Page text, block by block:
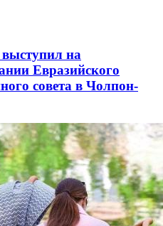
на
Евразийского
совета в Чолпон-